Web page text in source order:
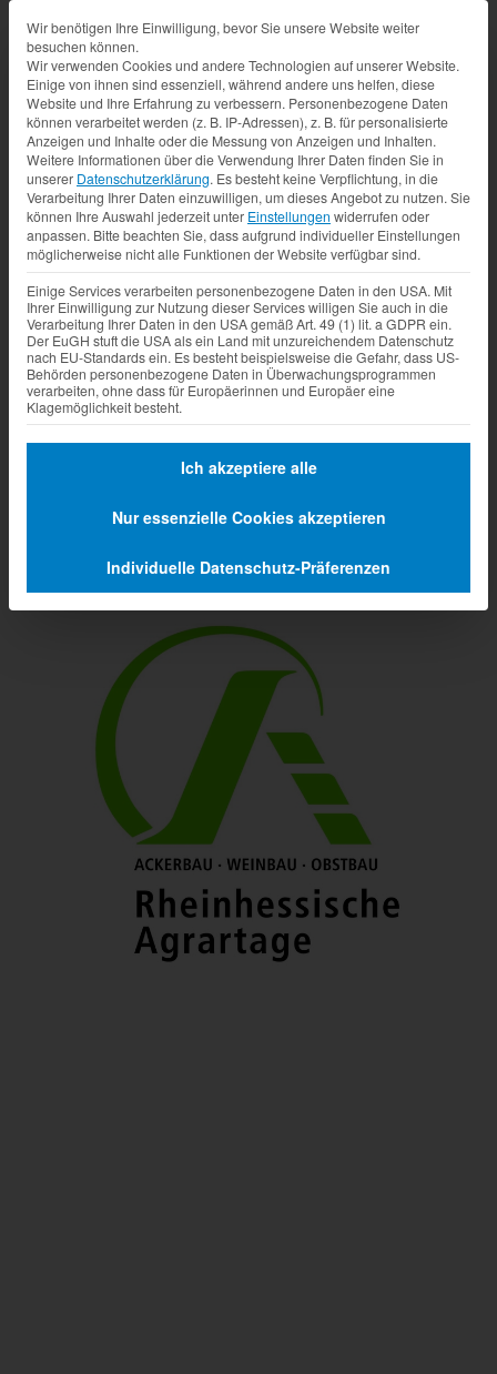
Datenschutz-Präferenz
Wir benötigen Ihre Einwilligung, bevor Sie unsere Website weiter
besuchen können.
Wir verwenden Cookies und andere Technologien auf unserer Website.
Einige von ihnen sind essenziell, während andere uns helfen, diese
Website und Ihre Erfahrung zu verbessern. Personenbezogene Daten
können verarbeitet werden (z. B. IP-Adressen), z. B. für personalisierte
Anzeigen und Inhalte oder die Messung von Anzeigen und Inhalten.
Weitere Informationen über die Verwendung Ihrer Daten finden Sie in
unserer Datenschutzerklärung. Es besteht keine Verpflichtung, in die
Verarbeitung Ihrer Daten einzuwilligen, um dieses Angebot zu nutzen. Sie
können Ihre Auswahl jederzeit unter Einstellungen widerrufen oder
anpassen. Bitte beachten Sie, dass aufgrund individueller Einstellungen
möglicherweise nicht alle Funktionen der Website verfügbar sind.
Einige Services verarbeiten personenbezogene Daten in den USA. Mit
Ihrer Einwilligung zur Nutzung dieser Services willigen Sie auch in die
Verarbeitung Ihrer Daten in den USA gemäß Art. 49 (1) lit. a GDPR ein.
Der EuGH stuft die USA als ein Land mit unzureichendem Datenschutz
nach EU-Standards ein. Es besteht beispielsweise die Gefahr, dass US-
Behörden personenbezogene Daten in Überwachungsprogrammen
verarbeiten, ohne dass für Europäerinnen und Europäer eine
Klagemöglichkeit besteht.
Ich akzeptiere alle
Nur essenzielle Cookies akzeptieren
Individuelle Datenschutz-Präferenzen